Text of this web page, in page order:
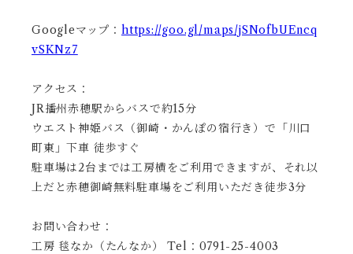
Googleマップ： https://goo.gl/maps/jSNofbUEncq
vSKNz7
アクセス：
JR播州赤穂駅からバスで約15分
ウエスト神姫バス（御崎・かんぽの宿行き）で「川口
町東」下車 徒歩すぐ
駐車場は2台までは工房横をご利用できますが、それ以
上だと赤穂御崎無料駐車場をご利用いただき徒歩3分
お問い合わせ：
工房 毯なか（たんなか） Tel：0791-25-4003